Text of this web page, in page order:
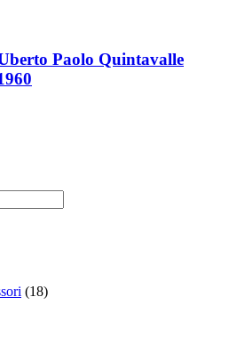
Paolo Quintavalle
(18)